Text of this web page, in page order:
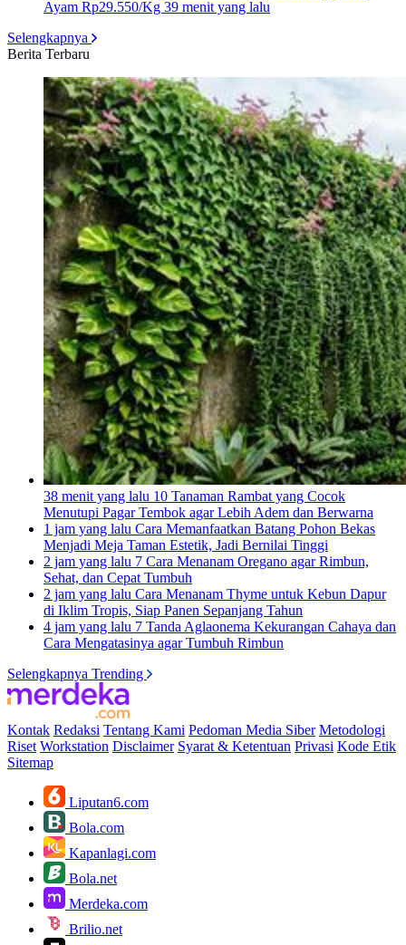
Ayam Rp29.550/Kg 39 menit yang lalu
Selengkapnya
Berita Terbaru
38 menit yang lalu 10 Tanaman Rambat yang Cocok
Menutupi Pagar Tembok agar Lebih Adem dan Berwarna
1 jam yang lalu Cara Memanfaatkan Batang Pohon Bekas
Menjadi Meja Taman Estetik, Jadi Bernilai Tinggi
2 jam yang lalu 7 Cara Menanam Oregano agar Rimbun,
Sehat, dan Cepat Tumbuh
2 jam yang lalu Cara Menanam Thyme untuk Kebun Dapur
di Iklim Tropis, Siap Panen Sepanjang Tahun
4 jam yang lalu 7 Tanda Aglaonema Kekurangan Cahaya dan
Cara Mengatasinya agar Tumbuh Rimbun
Selengkapnya Trending
Kontak Redaksi Tentang Kami Pedoman Media Siber Metodologi
Riset Workstation Disclaimer Syarat & Ketentuan Privasi Kode Etik
Sitemap
Liputan6.com
Bola.com
Kapanlagi.com
Bola.net
Merdeka.com
Brilio.net